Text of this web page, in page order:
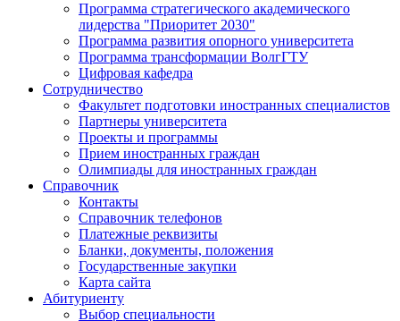
Программа стратегического академического
лидерства "Приоритет 2030"
Программа развития опорного университета
Программа трансформации ВолгГТУ
Цифровая кафедра
Сотрудничество
Факультет подготовки иностранных специалистов
Партнеры университета
Проекты и программы
Прием иностранных граждан
Олимпиады для иностранных граждан
Справочник
Контакты
Справочник телефонов
Платежные реквизиты
Бланки, документы, положения
Государственные закупки
Карта сайта
Абитуриенту
Выбор специальности